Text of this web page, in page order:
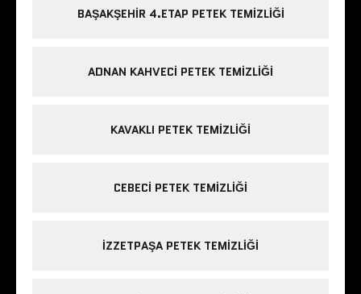
BAŞAKŞEHIR 4.ETAP PETEK TEMIZLIĞI
ADNAN KAHVECI PETEK TEMIZLIĞI
KAVAKLI PETEK TEMIZLIĞI
CEBECI PETEK TEMIZLIĞI
IZZETPAŞA PETEK TEMIZLIĞI